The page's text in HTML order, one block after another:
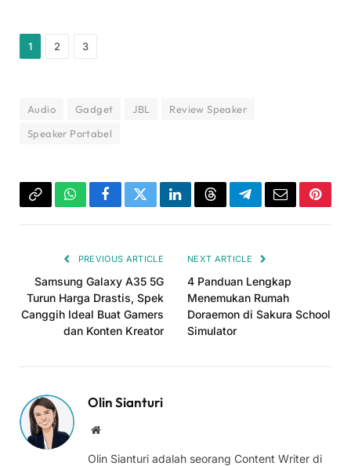
1 2 3
Audio Gadget JBL
Review Speaker
Speaker Portabel
Copy WhatsAppFacebookTwitterLinkedInThreadsTelegramEmail
PREVIOUS ARTICLE
Samsung Galaxy A35 5G
Turun Harga Drastis, Spek
Canggih Ideal Buat Gamers
dan Konten Kreator
NEXT ARTICLE
4 Panduan Lengkap
Menemukan Rumah
Doraemon di Sakura School
Simulator
Olin Sianturi
Website
Olin Sianturi adalah seorang Content Writer di